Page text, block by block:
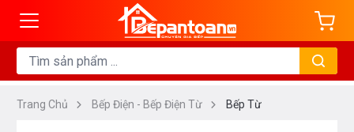
Trang Chủ Bếp Điện - Bếp Điện Từ Bếp Từ